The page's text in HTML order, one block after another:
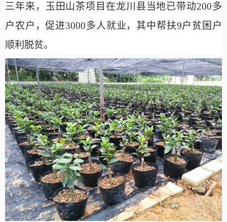
三年来，玉田山茶项目在龙川县当地已带动200多
户农户，促进3000多人就业，其中帮扶9户贫困户
顺利脱贫。